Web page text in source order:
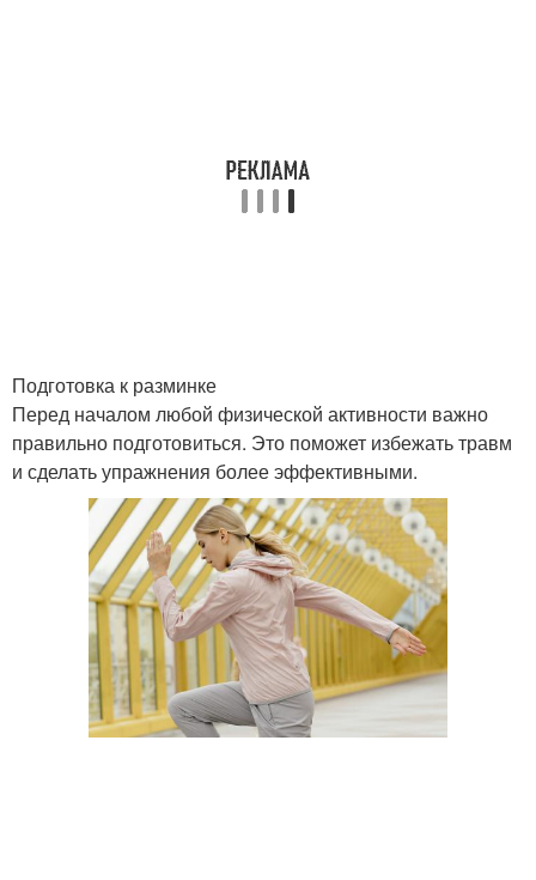
Подготовка к разминке
Перед началом любой физической активности важно
правильно подготовиться. Это поможет избежать травм
и сделать упражнения более эффективными.